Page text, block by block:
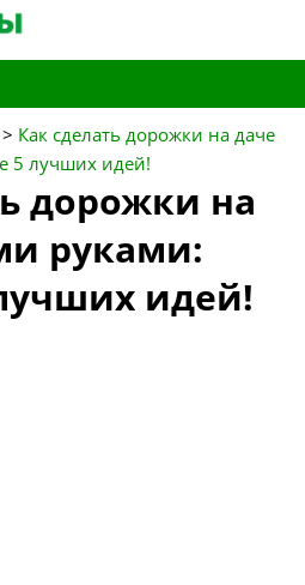
> Как сделать дорожки на даче
5 лучших идей!
дорожки на
руками:
идей!